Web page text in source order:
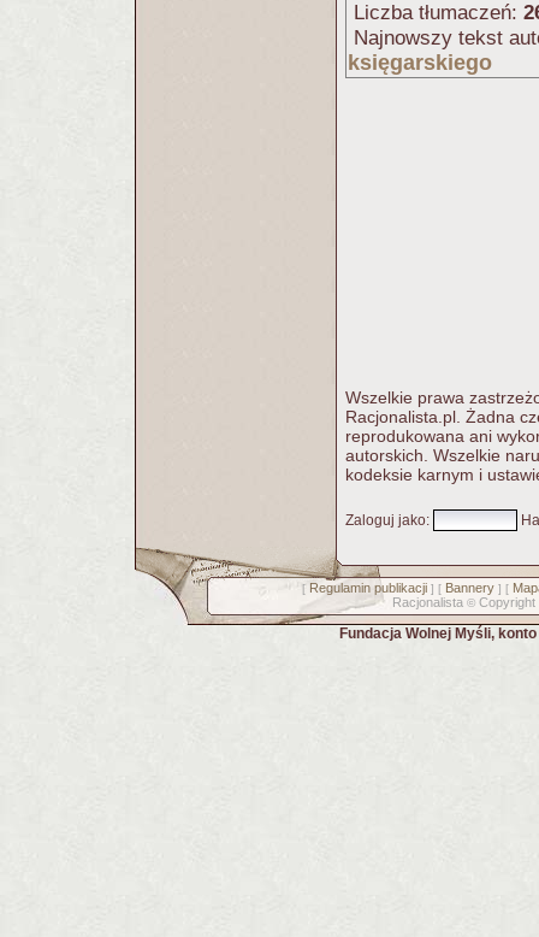
Liczba tłumaczeń:
Najnowszy tekst
księgarskiego
Wszelkie prawa
Racjonalista.pl. Żadna
reprodukowana ani
autorskich. Wszelkie
kodeksie karnym i
Zaloguj jako:
[ Regulamin publikacji] [ Bannery] [
Racjonalista © Copyright
Fundacja Wolnej Myśli,